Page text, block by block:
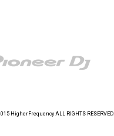
HigherFrequency ALL RIGHTS RESERVED.